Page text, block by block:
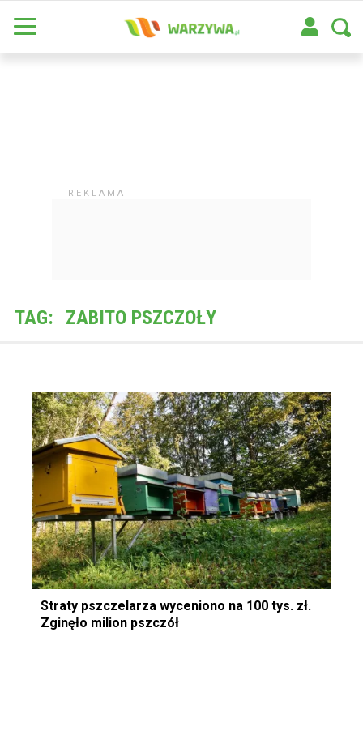
TAG: ZABITO PSZCZOŁY
Straty pszczelarza wyceniono na 100 tys. zł.
Zginęło milion pszczół